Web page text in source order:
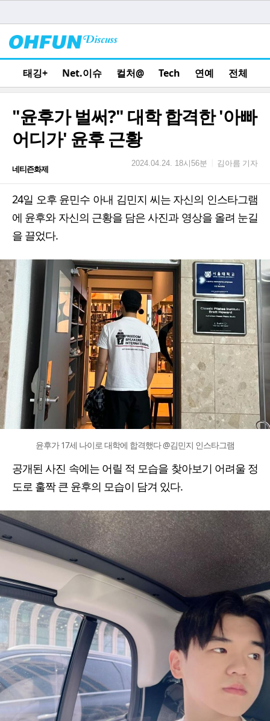
태깅+ Net.이슈 컬처@ Tech 연예 전체
"윤후가 벌써?" 대학 합격한 '아빠
어디가' 윤후 근황
네티즌화제
2024.04.24. 18시56분 김아름 기자
24일 오후 윤민수 아내 김민지 씨는 자신의 인스타그램
에 윤후와 자신의 근황을 담은 사진과 영상을 올려 눈길
을 끌었다.
윤후가 17세 나이로 대학에 합격했다 @김민지 인스타그램
공개된 사진 속에는 어릴 적 모습을 찾아보기 어려울 정
도로 훌짝 큰 윤후의 모습이 담겨 있다.